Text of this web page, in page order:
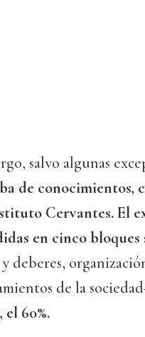
salvo algunas
de conocimientos,
Cervantes. El
en cinco bloques
y deberes,
de la
el 60%.